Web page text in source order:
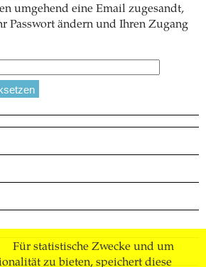
Für statistische Zwecke und um
zu bieten, speichert diese
umgehend eine Email zugesandt,
Passwort ändern und Ihren Zugang